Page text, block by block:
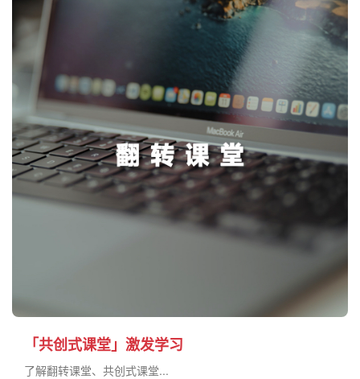
「共创式课堂」激发学习
了解翻转课堂、共创式课堂...